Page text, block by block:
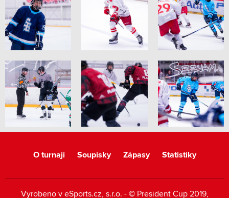
O turnaji Soupisky Zápasy Statistiky
Vyrobeno v eSports.cz, s.r.o. - © President Cup 2019,